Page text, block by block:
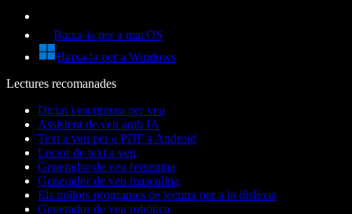
Baixa-la per a macOS
Baixa-la per a Windows
Lectures recomanades
Dictat i escriptura per veu
Assistent de veu amb IA
Text a veu per a PDF a Android
Lector de text a veu
Generador de veu femenina
Generador de veu masculina
Els millors programes de lectura per a la dislèxia
Generador de veu robòtica